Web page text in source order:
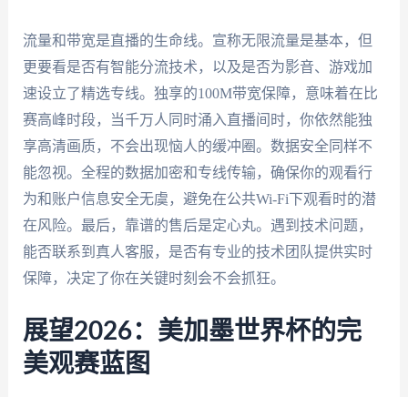
流量和带宽是直播的生命线。宣称无限流量是基本，但
更要看是否有智能分流技术，以及是否为影音、游戏加
速设立了精选专线。独享的100M带宽保障，意味着在比
赛高峰时段，当千万人同时涌入直播间时，你依然能独
享高清画质，不会出现恼人的缓冲圈。数据安全同样不
能忽视。全程的数据加密和专线传输，确保你的观看行
为和账户信息安全无虞，避免在公共Wi-Fi下观看时的潜
在风险。最后，靠谱的售后是定心丸。遇到技术问题，
能否联系到真人客服，是否有专业的技术团队提供实时
保障，决定了你在关键时刻会不会抓狂。
展望2026：美加墨世界杯的完
美观赛蓝图